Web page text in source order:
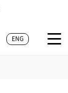
ENG